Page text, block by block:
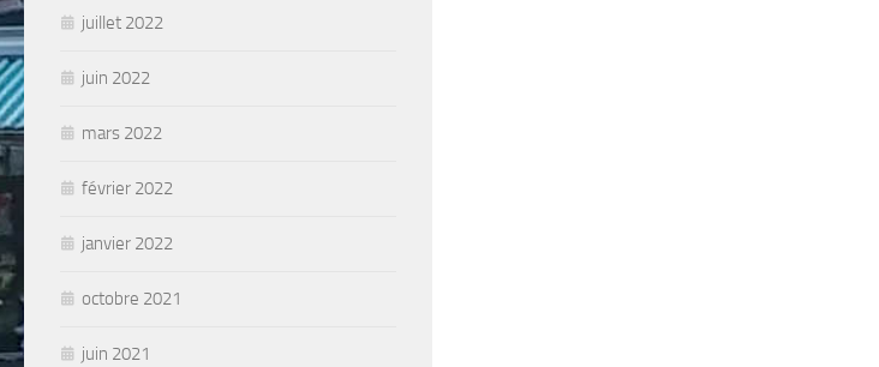
juillet 2022
juin 2022
mars 2022
février 2022
janvier 2022
octobre 2021
juin 2021